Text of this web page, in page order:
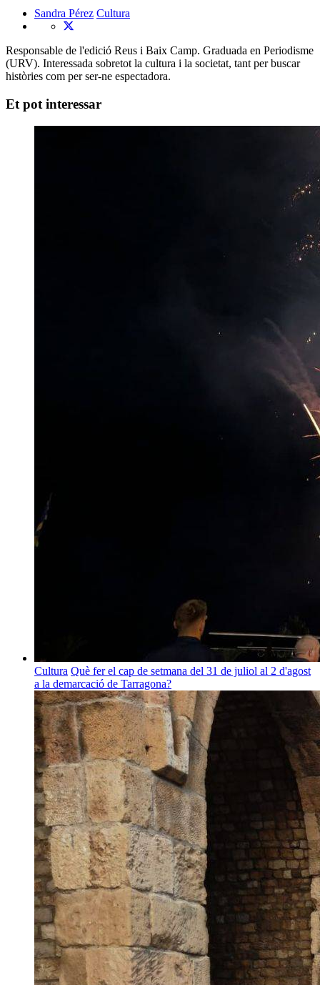
Sandra Pérez Cultura
Responsable de l'edició Reus i Baix Camp. Graduada en Periodisme
(URV). Interessada sobretot la cultura i la societat, tant per buscar
històries com per ser-ne espectadora.
Et pot interessar
Cultura Què fer el cap de setmana del 31 de juliol al 2 d'agost
a la demarcació de Tarragona?